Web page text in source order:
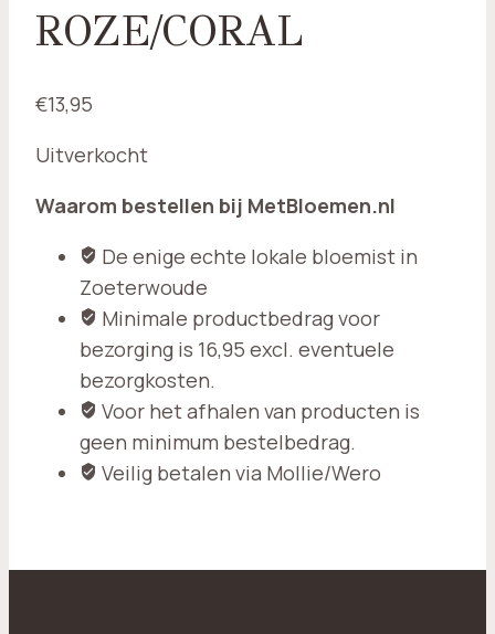
ROZE/CORAL
€13,95
Uitverkocht
Waarom bestellen bij MetBloemen.nl
De enige echte lokale bloemist in
Zoeterwoude
Minimale productbedrag voor
bezorging is 16,95 excl. eventuele
bezorgkosten.
Voor het afhalen van producten is
geen minimum bestelbedrag.
Veilig betalen via Mollie/Wero